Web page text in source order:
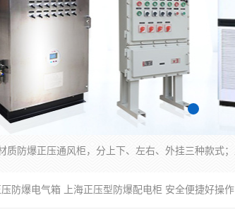
防爆电气箱 上海正压型防爆配电柜 安全便捷好操作